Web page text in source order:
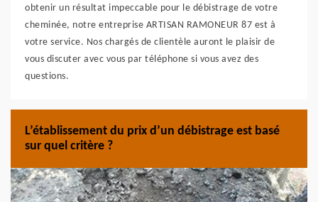
obtenir un résultat impeccable pour le débistrage de votre
cheminée, notre entreprise ARTISAN RAMONEUR 87 est à
votre service. Nos chargés de clientèle auront le plaisir de
vous discuter avec vous par téléphone si vous avez des
questions.
L’établissement du prix d’un débistrage est basé
sur quel critère ?